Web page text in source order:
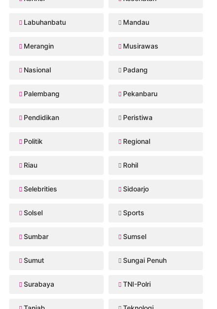
Labuhanbatu Mandau
Merangin Musirawas
Nasional Padang
Palembang Pekanbaru
Pendidikan Peristiwa
Politik Regional
Riau Rohil
Selebrities Sidoarjo
Solsel Sports
Sumbar Sumsel
Sumut Sungai Penuh
Surabaya TNI-Polri